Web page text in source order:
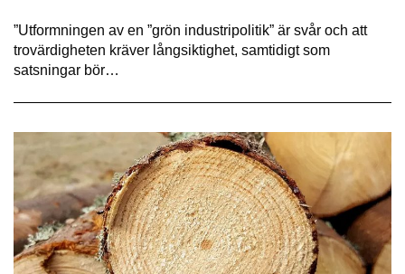
”Utformningen av en ”grön industripolitik” är svår och att
trovärdigheten kräver långsiktighet, samtidigt som
satsningar bör…